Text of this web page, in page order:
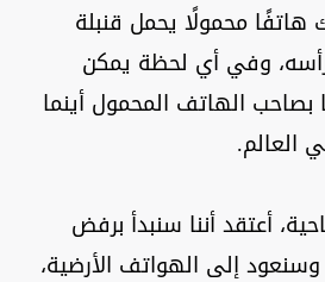
هاتفًا محمولًا يحمل قنبلة
وفي أي لحظة يمكن
بصاحب الهاتف المحمول أينما
العالم.
أعتقد أننا سنبدأ برفض
وسنعود إلى الهواتف الأرضية،